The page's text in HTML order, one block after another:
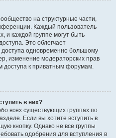
на структурные части,
Каждый пользователь
и каждой группе могут быть
Это облегчает
одновременно большому
изменение модераторских прав
доступа к приватным форумам.
в них?
всех существующих группах по
Если вы хотите вступить в
кнопку. Однако не все группы
одобрения для вступления в